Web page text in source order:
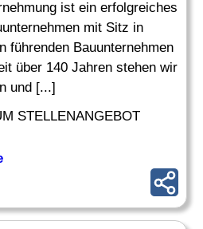
ist ein erfolgreiches
mit Sitz in
führenden Bauunternehmen
über 140 Jahren stehen wir
und [...]
STELLENANGEBOT